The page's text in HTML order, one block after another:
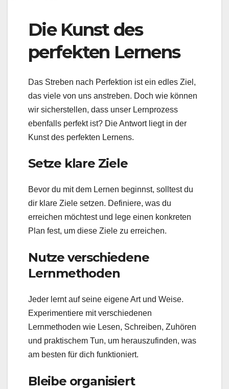
Die Kunst des
perfekten Lernens
Das Streben nach Perfektion ist ein edles Ziel,
das viele von uns anstreben. Doch wie können
wir sicherstellen, dass unser Lernprozess
ebenfalls perfekt ist? Die Antwort liegt in der
Kunst des perfekten Lernens.
Setze klare Ziele
Bevor du mit dem Lernen beginnst, solltest du
dir klare Ziele setzen. Definiere, was du
erreichen möchtest und lege einen konkreten
Plan fest, um diese Ziele zu erreichen.
Nutze verschiedene
Lernmethoden
Jeder lernt auf seine eigene Art und Weise.
Experimentiere mit verschiedenen
Lernmethoden wie Lesen, Schreiben, Zuhören
und praktischem Tun, um herauszufinden, was
am besten für dich funktioniert.
Bleibe organisiert